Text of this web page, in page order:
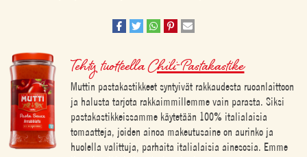
Tehty tuotteellaChili-Pastakastike
Muttin pastakastikkeet syntyivät rakkaudesta ruoanlaittoon
ja halusta tarjota rakkaimmillemme vain parasta. Siksi
pastakastikkeissamme käytetään 100% italialaisia
tomaatteja, joiden ainoa makeutusaine on aurinko ja
huolella valittuja, parhaita italialaisia ainesosia. Emme